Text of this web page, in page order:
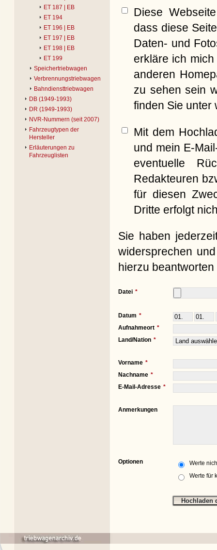
ET 187 | EB
ET 194
ET 196 | EB
ET 197 | EB
ET 198 | EB
ET 199
Speichertriebwagen
Verbrennungstriebwagen
Bahndiensttriebwagen
DB (1949-1993)
DR (1949-1993)
NVR-Nummern (seit 2007)
Fahrzeugtypen der
Hersteller
Erläuterungen zu
Fahrzeuglisten
Diese
dass diese
Daten- und
erkläre ich
anderen
zu sehen sein
finden Sie unter
Mit dem
und mein E-
eventuelle
Redakteuren
für diesen
Dritte erfolgt
Sie haben
widersprechen
hierzu
Datei
Datum
Aufnahmeort
Land/Nation
Vorname
Nachname
E-Mail-Adresse
Anmerkungen
Optionen
Werte
Werte für